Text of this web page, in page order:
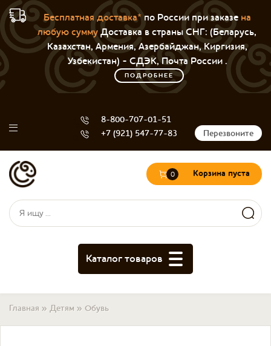
Бесплатная доставка*по России при заказе на
любую суммуДоставка в страны СНГ: (Беларусь,
Казахстан, Армения, Азербайджан, Киргизия,
Узбекистан) - СДЭК, Почта России .
ПОДРОБНЕЕ
8-800-707-01-51
+7 (921) 547-77-83
Перезвоните
Форма поиска
Поиск
0 Корзина пуста
Каталог товаров
Вы здесь
Главная » Детям » Обувь